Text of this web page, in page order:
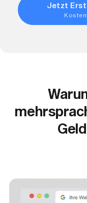
Jetzt